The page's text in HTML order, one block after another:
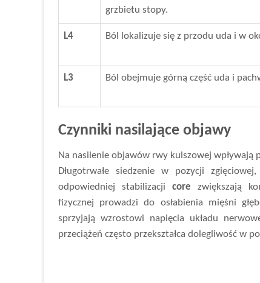
grzbietu stopy.
L4 Ból lokalizuje się z przodu uda i w
L3 Ból obejmuje górną część uda i
Czynniki nasilające objawy
Na nasilenie objawów rwy kulszowej wpływają
Długotrwałe siedzenie w pozycji
odpowiedniej stabilizacji core zwiększają
fizycznej prowadzi do osłabienia mięśni
sprzyjają wzrostowi napięcia układu
przeciążeń często przekształca dolegliwość w